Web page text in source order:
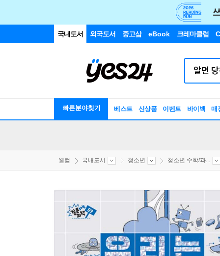
국내도서 외국도서 중고샵 eBook 크레마클럽
빠른분야찾기 베스트 신상품 이벤트 바이백 매
웰컴 국내도서 청소년 청소년 수학/과...